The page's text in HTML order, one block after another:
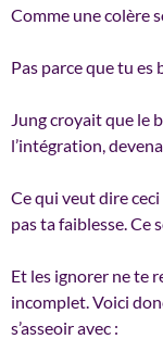
Comme une colère
Pas parce que tu es
Jung croyait que le
l’intégration,
Ce qui veut dire
pas ta faiblesse. Ce
Et les ignorer ne te
incomplet. Voici
s’asseoir avec :